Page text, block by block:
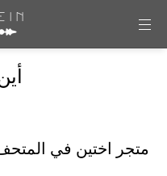
متجر اختين في